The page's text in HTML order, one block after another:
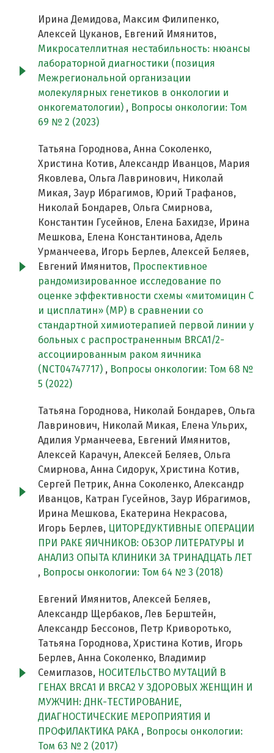
Ирина Демидова, Максим Филипенко,
Алексей Цуканов, Евгений Имянитов,
Микросателлитная нестабильность: нюансы
лабораторной диагностики (позиция
Межрегиональной организации
молекулярных генетиков в онкологии и
онкогематологии) , Вопросы онкологии: Том
69 № 2 (2023)
Татьяна Городнова, Анна Соколенко,
Христина Котив, Александр Иванцов, Мария
Яковлева, Ольга Лавринович, Николай
Микая, Заур Ибрагимов, Юрий Трафанов,
Николай Бондарев, Ольга Смирнова,
Константин Гусейнов, Елена Бахидзе, Ирина
Мешкова, Елена Константинова, Адель
Урманчеева, Игорь Берлев, Алексей Беляев,
Евгений Имянитов, Проспективное
рандомизированное исследование по
оценке эффективности схемы «митомицин С
и цисплатин» (MP) в сравнении со
стандартной химиотерапией первой линии у
больных c распространенным BRCA1/2-
ассоциированным раком яичника
(NCT04747717) , Вопросы онкологии: Том 68 №
5 (2022)
Татьяна Городнова, Николай Бондарев, Ольга
Лавринович, Николай Микая, Елена Ульрих,
Адилия Урманчеева, Евгений Имянитов,
Алексей Карачун, Алексей Беляев, Ольга
Смирнова, Анна Сидорук, Христина Котив,
Сергей Петрик, Анна Соколенко, Александр
Иванцов, Катран Гусейнов, Заур Ибрагимов,
Ирина Мешкова, Екатерина Некрасова,
Игорь Берлев, ЦИТОРЕДУКТИВНЫЕ ОПЕРАЦИИ
ПРИ РАКЕ ЯИЧНИКОВ: ОБЗОР ЛИТЕРАТУРЫ И
АНАЛИЗ ОПЫТА КЛИНИКИ ЗА ТРИНАДЦАТЬ ЛЕТ
, Вопросы онкологии: Том 64 № 3 (2018)
Евгений Имянитов, Алексей Беляев,
Александр Щербаков, Лев Берштейн,
Александр Бессонов, Петр Криворотько,
Татьяна Городнова, Христина Котив, Игорь
Берлев, Анна Соколенко, Владимир
Семиглазов, НОСИТЕЛЬСТВО МУТАЦИЙ В
ГЕНАХ BRCA1 И BRCA2 У ЗДОРОВЫХ ЖЕНЩИН И
МУЖЧИН: ДНК-ТЕСТИРОВАНИЕ,
ДИАГНОСТИЧЕСКИЕ МЕРОПРИЯТИЯ И
ПРОФИЛАКТИКА РАКА , Вопросы онкологии:
Том 63 № 2 (2017)